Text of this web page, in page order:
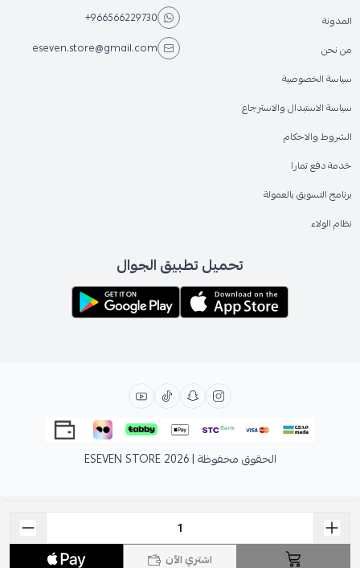
اشتري الآن
المدونة
من نحن
سياسة الخصوصية
سياسة الاستبدال والاسترجاع
الشروط والاحكام
خدمة دفع تمارا
برنامج التسويق بالعمولة
نظام الولاء
+966566229730
eseven.store@gmail.com
تحميل تطبيق الجوال
الحقوق محفوظة | 2026 ESEVEN STORE